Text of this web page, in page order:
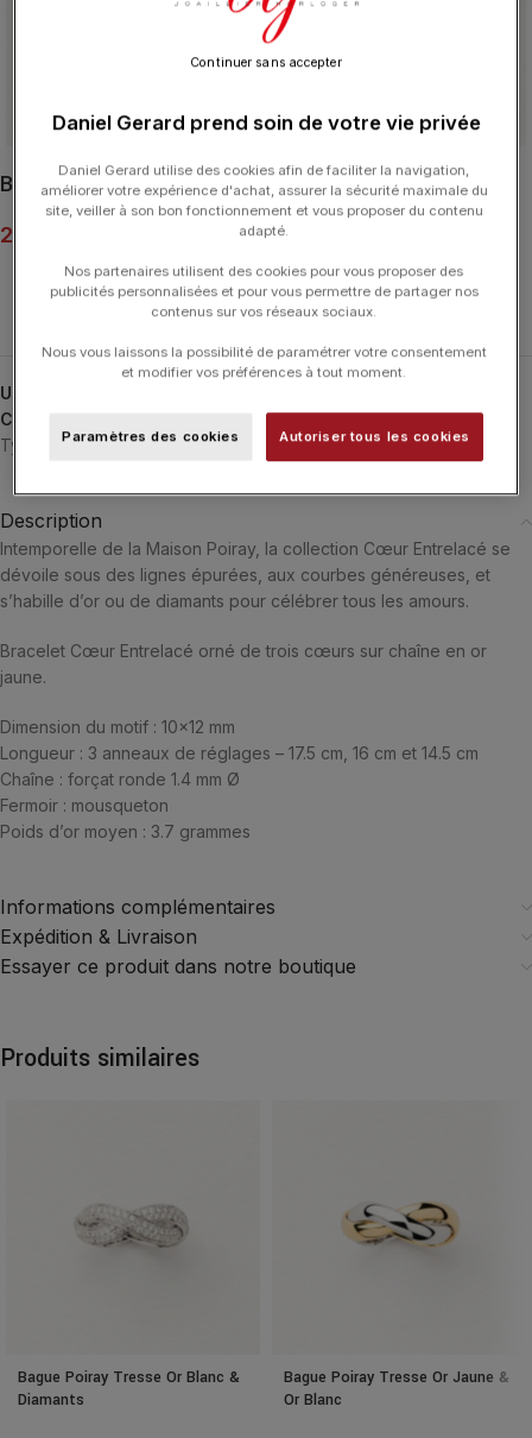
Bracelet Poiray Multi Cœur Entrelacé Or Jaune
2 090.00
UGS :
Catégories :
, Cœur Entrelacé, POIRAY,
Typologies
Description
Intemporelle de la Maison Poiray, la collection Cœur Entrelacé se
dévoile sous des lignes épurées, aux courbes généreuses, et
s’habille d’or ou de diamants pour célébrer tous les amours.
Bracelet Cœur Entrelacé orné de trois cœurs sur chaîne en or
jaune.
Dimension du motif : 10×12 mm
Longueur : 3 anneaux de réglages – 17.5 cm, 16 cm et 14.5 cm
Chaîne : forçat ronde 1.4 mm Ø
Fermoir : mousqueton
Poids d’or moyen : 3.7 grammes
Informations complémentaires
Expédition & Livraison
Essayer ce produit dans notre boutique
Produits similaires
Bague Poiray Tresse Or Blanc &
Diamants
Bague Poiray Tresse Or Jaune &
Or Blanc
Daniel Gerard prend soin de votre vie privée
Daniel Gerard utilise des cookies afin de faciliter la navigation,
améliorer votre expérience d'achat, assurer la sécurité maximale du
site, veiller à son bon fonctionnement et vous proposer du contenu
adapté.
Nos partenaires utilisent des cookies pour vous proposer des
publicités personnalisées et pour vous permettre de partager nos
contenus sur vos réseaux sociaux.
Nous vous laissons la possibilité de paramétrer votre consentement
et modifier vos préférences à tout moment.
Paramètres des cookies Autoriser tous les cookies
Continuer sans accepter